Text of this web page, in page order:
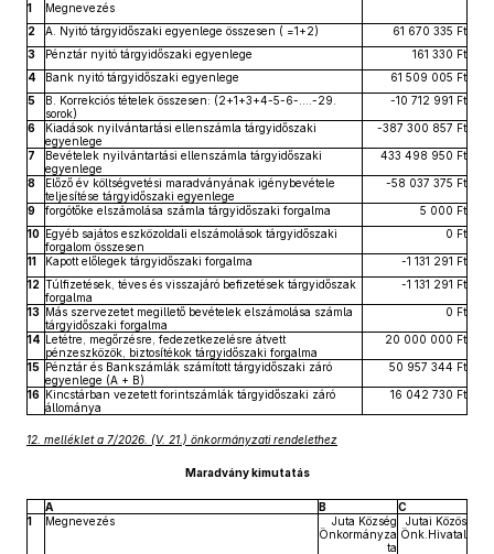
1
Megnevezés
2
A. Nyitó tárgyidőszaki egyenlege összesen ( =1+2)
61 670 335 Ft
3
Pénztár nyitó tárgyidőszaki egyenlege
161 330 Ft
4
Bank nyitó tárgyidőszaki egyenlege
61 509 005 Ft
5
B. Korrekciós tételek összesen: (2+1+3+4-5-6-….-29.
sorok)
-10 712 991 Ft
6
Kiadások nyilvántartási ellenszámla tárgyidőszaki
egyenlege
-387 300 857 Ft
7
Bevételek nyilvántartási ellenszámla tárgyidőszaki
egyenlege
433 498 950 Ft
8
Előző év költségvetési maradványának igénybevétele
teljesítése tárgyidőszaki egyenlege
-58 037 375 Ft
9 forgótőke elszámolása számla tárgyidőszaki forgalma
5 000 Ft
10 Egyéb sajátos eszközoldali elszámolások tárgyidőszaki
forgalom összesen
0 Ft
11 Kapott előlegek tárgyidőszaki forgalma
-1 131 291 Ft
12 Túlfizetések, téves és visszajáró befizetések tárgyidőszak
forgalma
-1 131 291 Ft
13 Más szervezetet megillető bevételek elszámolása számla
tárgyidőszaki forgalma
0 Ft
14 Letétre, megőrzésre, fedezetkezelésre átvett
pénzeszközök, biztosítékok tárgyidőszaki forgalma
20 000 000 Ft
15 Pénztár és Bankszámlák számított tárgyidőszaki záró
egyenlege (A + B)
50 957 344 Ft
16 Kincstárban vezetett forintszámlák tárgyidőszaki záró
állománya
16 042 730 Ft
12. melléklet a 7/2026. (V. 21.) önkormányzati rendelethez
Maradvány kimutatás
A B
C
1
Megnevezés
Juta Község
Önkormányza
ta
Jutai Közös
Önk.Hivatal